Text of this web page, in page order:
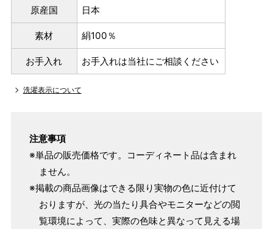
原産国 日本
素材 絹100％
お手入れ お手入れは当社にご相談ください
洗濯表示について
注意事項
※単品の販売価格です。コーディネート品は含まれ
ません。
※掲載の商品画像はできる限り実物の色に近付けて
おりますが、光の当たり具合やモニターなどの閲
覧環境によって、実際の色味と異なって見える場